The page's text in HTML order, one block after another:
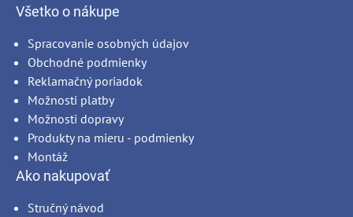
Všetko o nákupe
Spracovanie osobných údajov
Obchodné podmienky
Reklamačný poriadok
Možnosti platby
Možnosti dopravy
Produkty na mieru - podmienky
Montáž
Ako nakupovať
Stručný návod